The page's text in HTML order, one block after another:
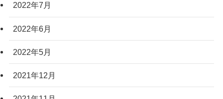
2022年7月
2022年6月
2022年5月
2021年12月